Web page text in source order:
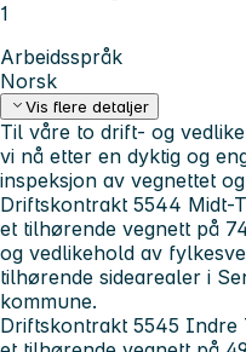
1
Arbeidsspråk
Norsk
Vis flere detaljer
Til våre to drift- og
vi nå etter en dyktig og
inspeksjon av vegnettet
Driftskontrakt 5544 Midt-
et tilhørende vegnett på
og vedlikehold av
tilhørende sidearealer i
kommune.
Driftskontrakt 5545 Indre